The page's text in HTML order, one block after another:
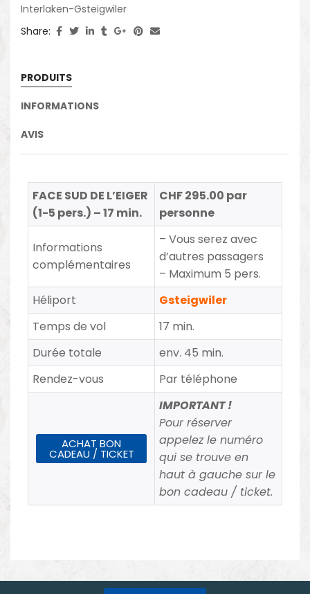
Interlaken-Gsteigwiler
Share:
PRODUITS
INFORMATIONS
AVIS
FACE SUD DE L’EIGER
(1-5 pers.) – 17 min.
CHF 295.00 par
personne
Informations
complémentaires
– Vous serez avec
d’autres passagers
– Maximum 5 pers.
Héliport
Gsteigwiler
Temps de vol
17 min.
Durée totale
env. 45 min.
Rendez-vous
Par téléphone
ACHAT BON
CADEAU / TICKET
IMPORTANT !
Pour réserver
appelez le numéro
qui se trouve en
haut à gauche sur le
bon cadeau / ticket.